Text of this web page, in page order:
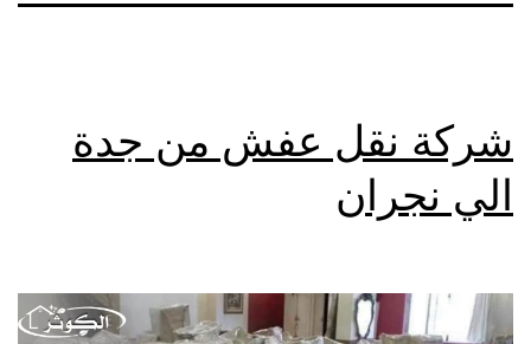
شركة نقل عفش من جدة
الي نجران